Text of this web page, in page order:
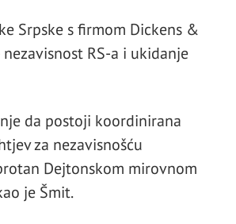
Srpske s firmom Dickens &
RS-a i ukidanje
da postoji koordinirana
za nezavisnošću
Dejtonskom mirovnom
je Šmit.